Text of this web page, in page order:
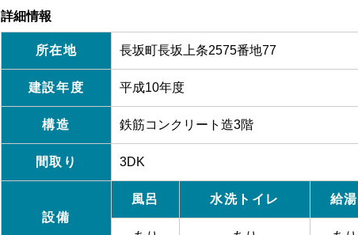
詳細情報
所在地 長坂町長坂上条2575番地77
建設年度 平成10年度
構造 鉄筋コンクリート造3階
間取り 3DK
設備
風呂 水洗トイレ 給湯